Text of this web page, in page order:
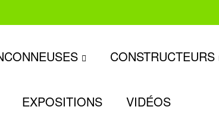
CONSTRUCTEURS
EXPOSITIONS VIDÉOS